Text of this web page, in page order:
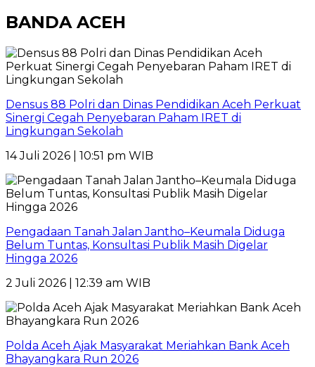
BANDA ACEH
Densus 88 Polri dan Dinas Pendidikan Aceh Perkuat
Sinergi Cegah Penyebaran Paham IRET di
Lingkungan Sekolah
14 Juli 2026 | 10:51 pm WIB
Pengadaan Tanah Jalan Jantho–Keumala Diduga
Belum Tuntas, Konsultasi Publik Masih Digelar
Hingga 2026
2 Juli 2026 | 12:39 am WIB
Polda Aceh Ajak Masyarakat Meriahkan Bank Aceh
Bhayangkara Run 2026